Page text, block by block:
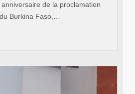
anniversaire de la proclamation
Burkina Faso,…